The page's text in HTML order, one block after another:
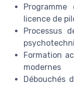
licence de
Processus
Formation
modernes
Débouchés